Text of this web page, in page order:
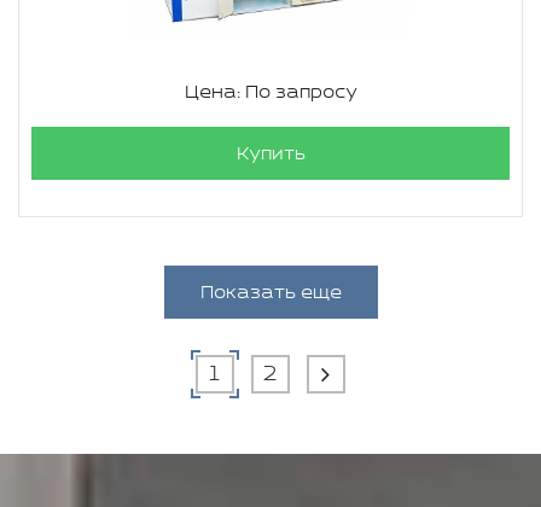
Цена: По запросу
Купить
Показать еще
1 2